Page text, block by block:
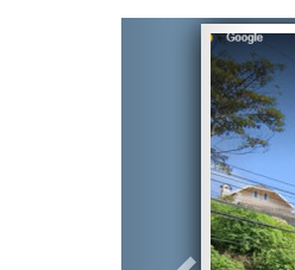
Anterior